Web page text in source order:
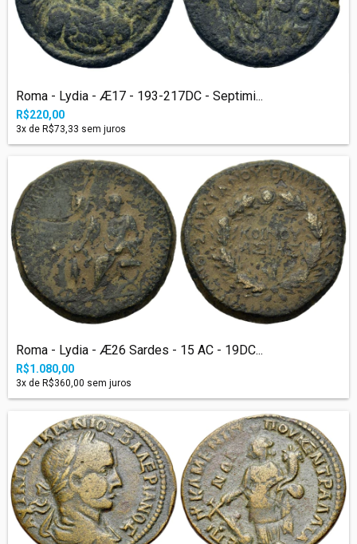
Roma - Lydia - Æ17 - 193-217DC - Septimi...
R$220,00
3x de R$73,33 sem juros
Roma - Lydia - Æ26 Sardes - 15 AC - 19DC...
R$1.080,00
3x de R$360,00 sem juros